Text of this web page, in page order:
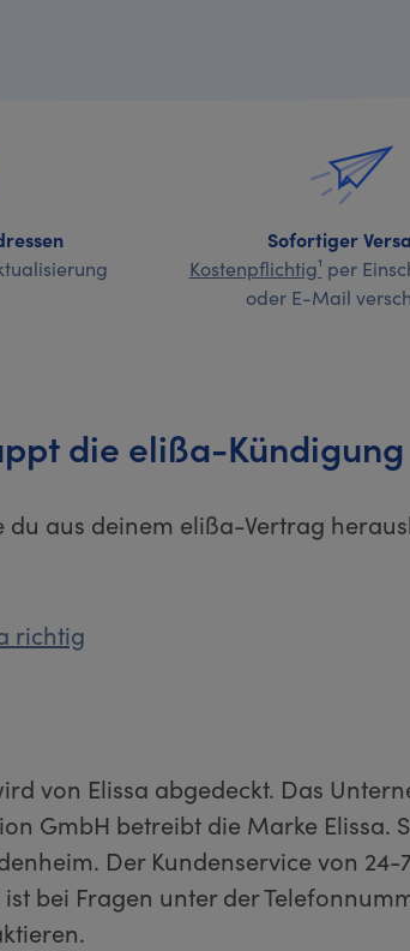
Sofortiger
Kostenpflichtig¹ per
oder E-Mail
die elißa-Kündigung
du aus deinem elißa-Vertrag
richtig
von Elissa abgedeckt. Das
GmbH betreibt die Marke Elissa.
Der Kundenservice von 24-
bei Fragen unter der